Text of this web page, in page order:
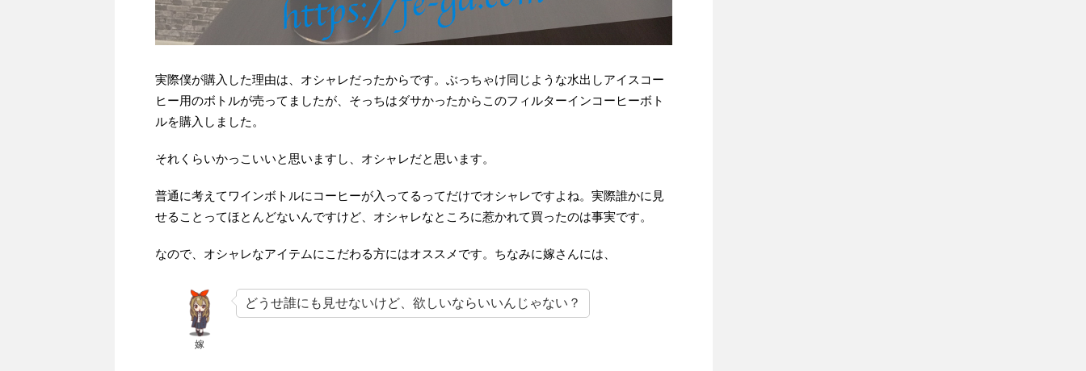
実際僕が購入した理由は、オシャレだったからです。ぶっちゃけ同じような水出しアイスコー
ヒー用のボトルが売ってましたが、そっちはダサかったからこのフィルターインコーヒーボト
ルを購入しました。
それくらいかっこいいと思いますし、オシャレだと思います。
普通に考えてワインボトルにコーヒーが入ってるってだけでオシャレですよね。実際誰かに見
せることってほとんどないんですけど、オシャレなところに惹かれて買ったのは事実です。
なので、オシャレなアイテムにこだわる方にはオススメです。ちなみに嫁さんには、
嫁
どうせ誰にも見せないけど、欲しいならいいんじゃない？